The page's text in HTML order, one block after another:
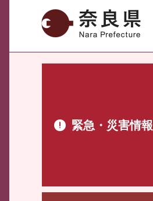
奈良県
緊急・災害情報